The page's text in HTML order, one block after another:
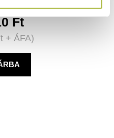
Ft
+ ÁFA)